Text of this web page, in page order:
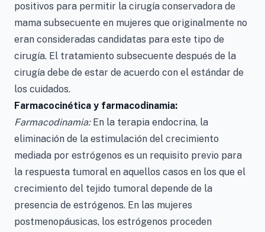
positivos para permitir la cirugía conservadora de
mama subsecuente en mujeres que originalmente no
eran consideradas candidatas para este tipo de
cirugía. El tratamiento subsecuente después de la
cirugía debe de estar de acuerdo con el estándar de
los cuidados.
Farmacocinética y farmacodinamia:
Farmacodinamia:En la terapia endocrina, la
eliminación de la estimulación del crecimiento
mediada por estrógenos es un requisito previo para
la respuesta tumoral en aquellos casos en los que el
crecimiento del tejido tumoral depende de la
presencia de estrógenos. En las mujeres
postmenopáusicas, los estrógenos proceden